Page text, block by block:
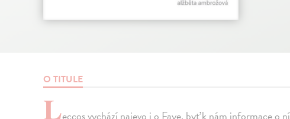
O TITULE
Leccos vychází najevo i o Faye, byť k nám informace o